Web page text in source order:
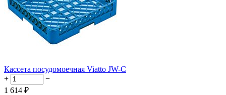
Кассета посудомоечная Viatto JW-C
+
−
1 614 ₽